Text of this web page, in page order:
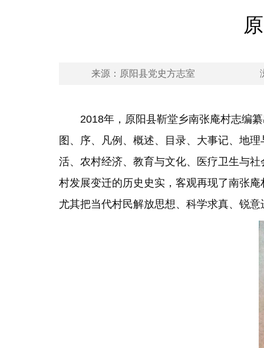
来源：原阳县党史方志室
2018年，原阳县靳堂乡南张庵村志编
图、序、凡例、概述、目录、大事记、地
活、农村经济、教育与文化、医疗卫生与
村发展变迁的历史史实，客观再现了南张
尤其把当代村民解放思想、科学求真、锐